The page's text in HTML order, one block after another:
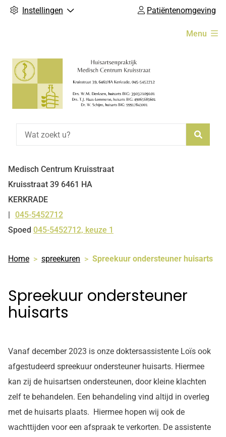
Instellingen Patiëntenomgeving
Menu
Medisch Centrum Kruisstraat
Kruisstraat 39 6461 HA
KERKRADE
Tel:
045-5452712
Spoed 045-5452712, keuze 1
Home spreekuren Spreekuur ondersteuner huisarts
Spreekuur ondersteuner
huisarts
Vanaf december 2023 is onze doktersassistente Loïs ook
afgestudeerd spreekuur ondersteuner huisarts. Hiermee
kan zij de huisartsen ondersteunen, door kleine klachten
zelf te behandelen. Een behandeling vind altijd in overleg
met de huisarts plaats. Hiermee hopen wij ook de
wachttijden voor een afspraak te verkorten. De assistente